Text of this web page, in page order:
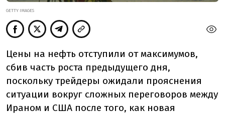
GETTY IMAGES
Цены на нефть отступили от максимумов,
сбив часть роста предыдущего дня,
поскольку трейдеры ожидали прояснения
ситуации вокруг сложных переговоров между
Ираном и США после того, как новая